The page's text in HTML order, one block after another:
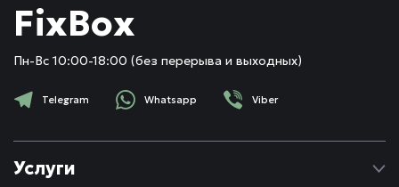
FixBox
Пн-Вс 10:00-18:00 (без перерыва и выходных)
Telegram Whatsapp Viber
Услуги